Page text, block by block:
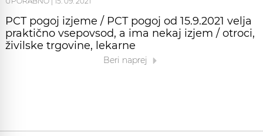
PCT pogoj izjeme / PCT pogoj od 15.9.2021 velja
praktično vsepovsod, a ima nekaj izjem / otroci,
živilske trgovine, lekarne
Beri naprej